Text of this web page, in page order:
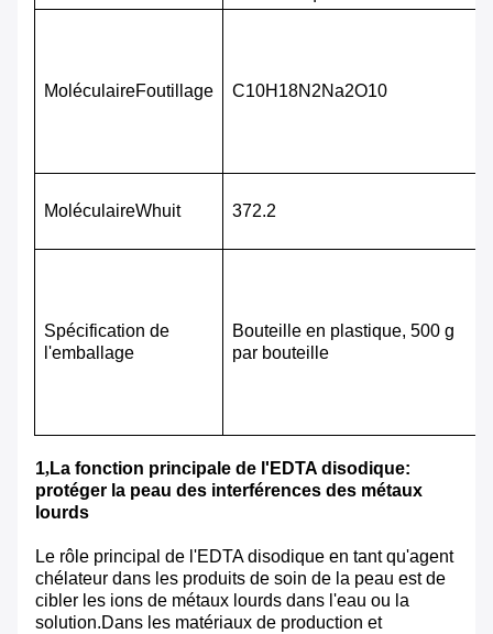
MoléculaireFoutillage C10H18N2Na2O10
MoléculaireWhuit 372.2
Spécification de
l'emballage
Bouteille en plastique, 500 g
par bouteille
1,La fonction principale de l'EDTA disodique:
protéger la peau des interférences des métaux
lourds
Le rôle principal de l'EDTA disodique en tant qu'agent
chélateur dans les produits de soin de la peau est de
cibler les ions de métaux lourds dans l'eau ou la
solution.Dans les matériaux de production et